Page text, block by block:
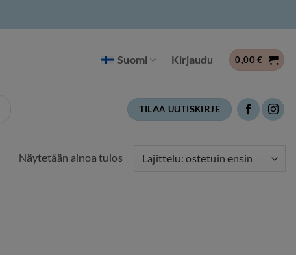
Suomi Kirjaudu 0,00€
TILAA UUTISKIRJE
Näytetään ainoa tulos